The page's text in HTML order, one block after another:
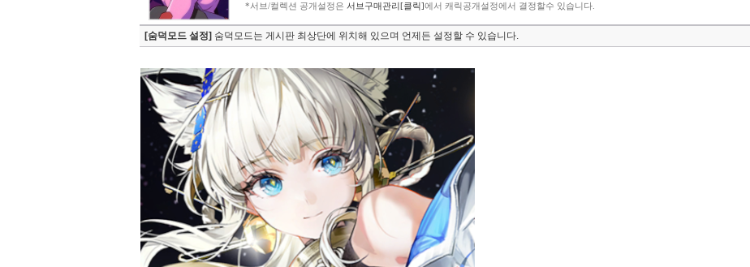
*서브/컬렉션 공개설정은 서브구매관리[클릭]에서 캐릭공개설정에서 결정할수 있습니다.
[숨덕모드 설정] 숨덕모드는 게시판 최상단에 위치해 있으며 언제든 설정할 수 있습니다.